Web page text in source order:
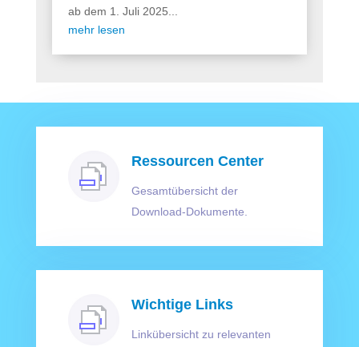
ab dem 1. Juli 2025...
mehr lesen
Ressourcen Center
Gesamtübersicht der
Download-Dokumente.
Wichtige Links
Linkübersicht zu relevanten